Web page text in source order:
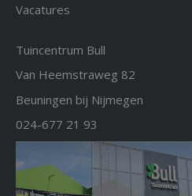
Vacatures
Tuincentrum Bull
Van Heemstraweg 82
Beuningen bij Nijmegen
024-677 21 93